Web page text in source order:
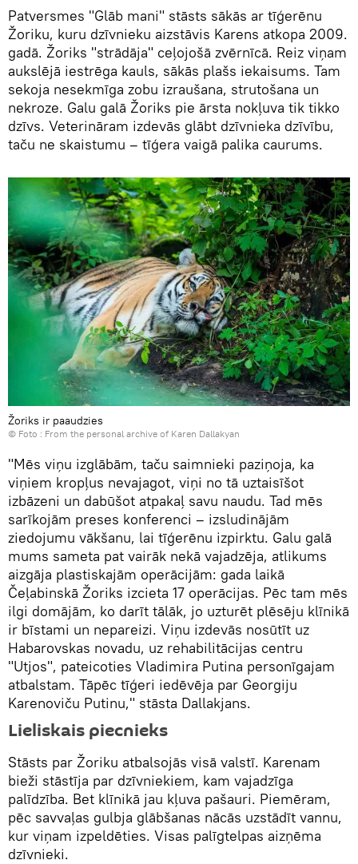
Patversmes "Glāb mani" stāsts sākās ar tīģerēnu
Žoriku, kuru dzīvnieku aizstāvis Karens atkopa 2009.
gadā. Žoriks "strādāja" ceļojošā zvērnīcā. Reiz viņam
aukslējā iestrēga kauls, sākās plašs iekaisums. Tam
sekoja nesekmīga zobu izraušana, strutošana un
nekroze. Galu galā Žoriks pie ārsta nokļuva tik tikko
dzīvs. Veterināram izdevās glābt dzīvnieka dzīvību,
taču ne skaistumu – tīģera vaigā palika caurums.
Žoriks ir paaudzies
© Foto : From the personal archive of Karen Dallakyan
"Mēs viņu izglābām, taču saimnieki paziņoja, ka
viņiem kropļus nevajagot, viņi no tā uztaisīšot
izbāzeni un dabūšot atpakaļ savu naudu. Tad mēs
sarīkojām preses konferenci – izsludinājām
ziedojumu vākšanu, lai tīģerēnu izpirktu. Galu galā
mums sameta pat vairāk nekā vajadzēja, atlikums
aizgāja plastiskajām operācijām: gada laikā
Čeļabinskā Žoriks izcieta 17 operācijas. Pēc tam mēs
ilgi domājām, ko darīt tālāk, jo uzturēt plēsēju klīnikā
ir bīstami un nepareizi. Viņu izdevās nosūtīt uz
Habarovskas novadu, uz rehabilitācijas centru
"Utjos", pateicoties Vladimira Putina personīgajam
atbalstam. Tāpēc tīģeri iedēvēja par Georgiju
Karenoviču Putinu," stāsta Dallakjans.
Lieliskais piecnieks
Stāsts par Žoriku atbalsojās visā valstī. Karenam
bieži stāstīja par dzīvniekiem, kam vajadzīga
palīdzība. Bet klīnikā jau kļuva pašauri. Piemēram,
pēc savvaļas gulbja glābšanas nācās uzstādīt vannu,
kur viņam izpeldēties. Visas palīgtelpas aizņēma
dzīvnieki.